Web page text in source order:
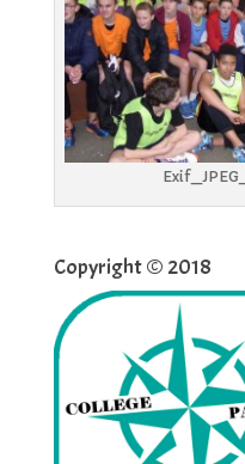
Copyright © 2018